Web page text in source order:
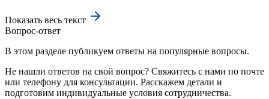
Показать весь текст
Вопрос-ответ
В этом разделе публикуем ответы на популярные вопросы.
Не нашли ответов на свой вопрос? Свяжитесь с нами по почте
или телефону для консультации. Расскажем детали и
подготовим индивидуальные условия сотрудничества.